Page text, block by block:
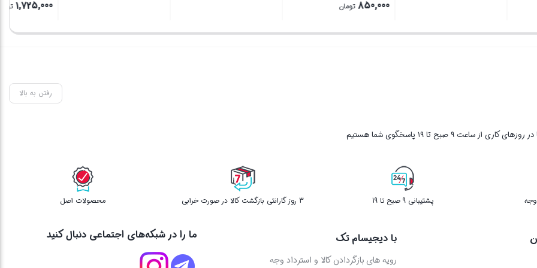
بود.
بستن
بود.
850,000
بستن بستن بستن
رفتن به بالا
روزهای کاری از ساعت ۹ صبح تا ۱۹ پاسخگوی شما هستیم
پشتیبانی 9 صبح تا 19 3 روز گارانتی بازگشت کالا در صورت خرابی محصولات اصل
با دیجیسام تک
رویه های بازگردادن کالا و استرداد وجه
ما را در شبکه‌های اجتماعی دنبال کنید